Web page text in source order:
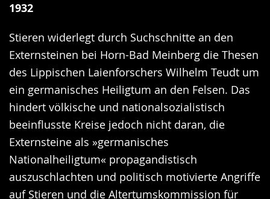
1932
Stieren widerlegt durch Suchschnitte an den
Externsteinen bei Horn-Bad Meinberg die Thesen
des Lippischen Laienforschers Wilhelm Teudt um
ein germanisches Heiligtum an den Felsen. Das
hindert völkische und nationalsozialistisch
beeinflusste Kreise jedoch nicht daran, die
Externsteine als »germanisches
Nationalheiligtum« propagandistisch
auszuschlachten und politisch motivierte Angriffe
auf Stieren und die Altertumskommission für